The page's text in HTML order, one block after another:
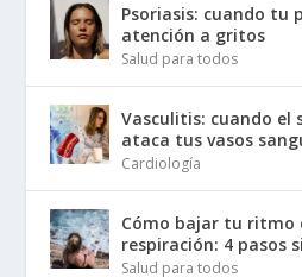
Psoriasis: cuando
atención a gritos
Salud para todos
Vasculitis: cuando
ataca tus vasos
Cardiología
Cómo bajar tu ritmo
respiración: 4 pasos
Salud para todos